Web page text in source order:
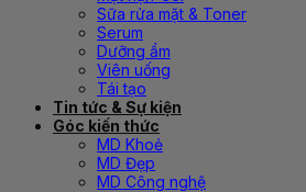
Sữa rửa mặt & Toner
Serum
Dưỡng ẩm
Viên uống
Tái tạo
Tin tức & Sự kiện
Góc kiến thức
MD Khoẻ
MD Đẹp
MD Công nghệ